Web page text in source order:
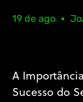
19 de ago
A
Sucesso do